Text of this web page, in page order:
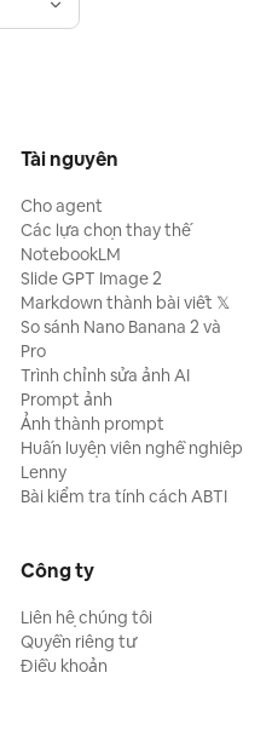
Tài nguyên
Cho agent
Các lựa chọn thay thế
NotebookLM
Slide GPT Image 2
Markdown thành bài viết 𝕏
So sánh Nano Banana 2 và
Pro
Trình chỉnh sửa ảnh AI
Prompt ảnh
Ảnh thành prompt
Huấn luyện viên nghề nghiệp
Lenny
Bài kiểm tra tính cách ABTI
Công ty
Liên hệ chúng tôi
Quyền riêng tư
Điều khoản